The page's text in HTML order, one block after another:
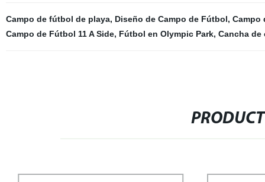
Campo de fútbol de playa, Diseño de Campo de Fútbol, Campo
Campo de Fútbol 11 A Side, Fútbol en Olympic Park, Cancha de